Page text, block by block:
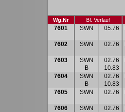
Wg.Nr Bf. Verlauf
7601 SWN 05.76
7602 SWN 02.76
7603
SWN
B
02.76
10.83
7604
SWN
B
02.76
10.83
7605 SWN 02.76
7606
SWN
02.76